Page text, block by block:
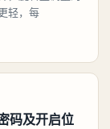
轻，每
码及开启位